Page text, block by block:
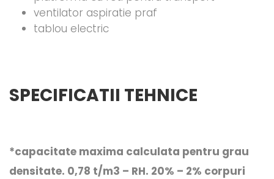
ventilator aspiratie praf
tablou electric
SPECIFICATII TEHNICE
*capacitate maxima calculata pentru grau
densitate. 0,78 t/m3 – RH. 20% – 2% corpuri